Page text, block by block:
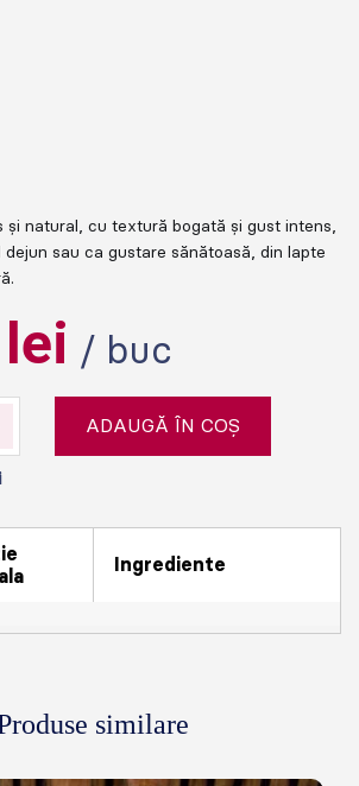
și natural, cu textură bogată și gust intens,
sau ca gustare sănătoasă, din lapte
lei / buc
ADAUGĂ ÎN COȘ
Ingrediente
similare